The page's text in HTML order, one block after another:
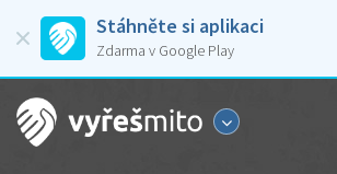
Stáhněte si aplikaci
Zdarma v Google Play